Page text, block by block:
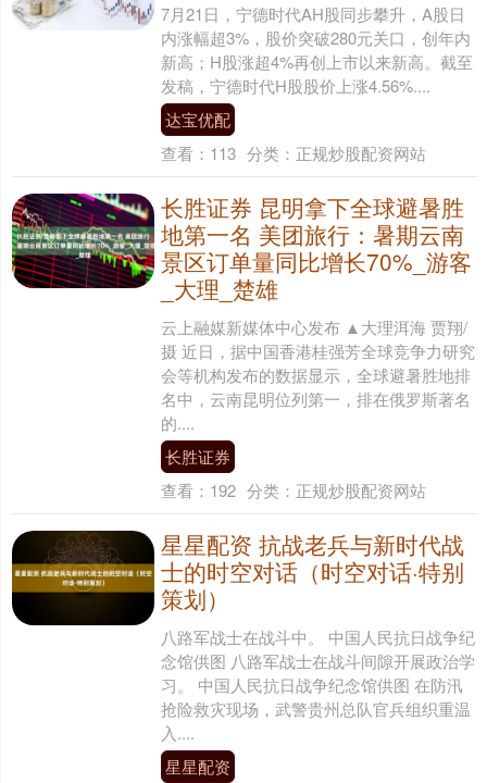
7月21日，宁德时代AH股同步攀升，A股日
内涨幅超3%，股价突破280元关口，创年内
新高；H股涨超4%再创上市以来新高。截至
发稿，宁德时代H股股价上涨4.56%....
达宝优配
查看： 113 分类： 正规炒股配资网站
长胜证券 昆明拿下全球避暑胜
地第一名 美团旅行：暑期云南
景区订单量同比增长70%_游客
_大理_楚雄
云上融媒新媒体中心发布 ▲大理洱海 贾翔/
摄 近日，据中国香港桂强芳全球竞争力研究
会等机构发布的数据显示，全球避暑胜地排
名中，云南昆明位列第一，排在俄罗斯著名
的....
长胜证券
查看： 192 分类： 正规炒股配资网站
星星配资 抗战老兵与新时代战
士的时空对话（时空对话·特别
策划）
八路军战士在战斗中。 中国人民抗日战争纪
念馆供图 八路军战士在战斗间隙开展政治学
习。 中国人民抗日战争纪念馆供图 在防汛
抢险救灾现场，武警贵州总队官兵组织重温
入....
星星配资